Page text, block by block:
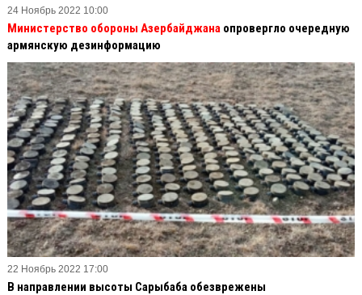
24 Ноябрь 2022 10:00
Министерство обороны Азербайджана опровергло очередную
армянскую дезинформацию
22 Ноябрь 2022 17:00
В направлении высоты Сарыбаба обезврежены